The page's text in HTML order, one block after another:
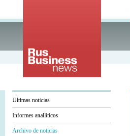
Ultimas noticias
Informes analliticos
Archivo de noticias